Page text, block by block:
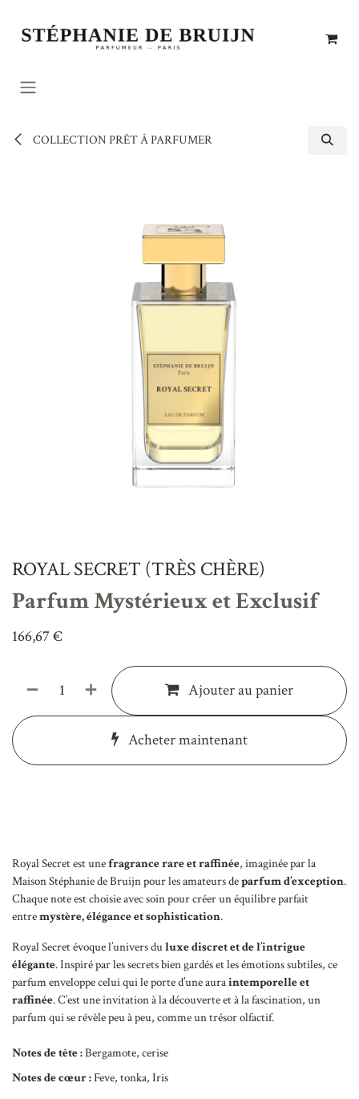
COLLECTION PRÊT Â PARFUMER
ROYAL SECRET (TRÈS CHÈRE)
Parfum Mystérieux et Exclusif
166,67€
Ajouter au panier
Acheter maintenant
Royal Secret est unefragrance rare et raffinée, imaginée par la
Maison Stéphanie de Bruijn pour les amateurs deparfum d’exception.
Chaque note est choisie avec soin pour créer un équilibre parfait
entremystère, élégance et sophistication.
Royal Secret évoque l’univers duluxe discret et de l’intrigue
élégante. Inspiré par les secrets bien gardés et les émotions subtiles, ce
parfum enveloppe celui qui le porte d’une auraintemporelle et
raffinée. C’est une invitation à la découverte et à la fascination, un
parfum qui se révèle peu à peu, comme un trésor olfactif.
Notes de tête :Bergamote, cerise
Notes de cœur :Feve, tonka, Iris